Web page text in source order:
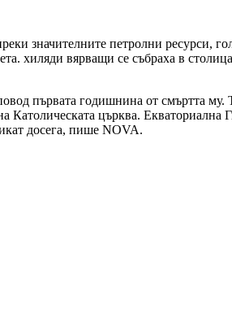
значителните петролни ресурси,
хиляди вярващи се събраха в
първата годишнина от смъртта му.
Католическата църква. Екваториална
досега, пише NOVA.